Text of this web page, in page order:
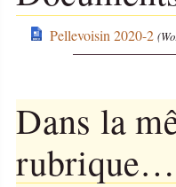
Pellevoisin 2020-2
Dans la
rubrique…